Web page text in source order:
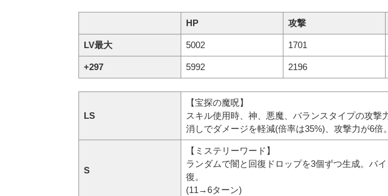
HP 攻撃
LV最大 5002 1701
+297 5992 2196
LS
【宝探の魔呪】
スキル使用時、神、悪魔、バランスタイプの攻撃
消しでダメージを軽減(倍率は35%)、攻撃力が6倍。
S
【ミステリーワード】
ランダムで闇と回復ドロップを3個ずつ生成。バ
復。
(11→6ターン)